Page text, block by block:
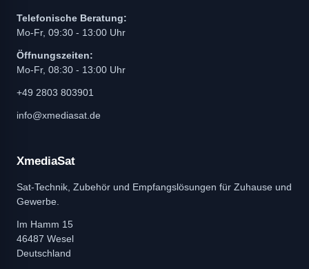
Telefonische Beratung:
Mo-Fr, 09:30 - 13:00 Uhr
Öffnungszeiten:
Mo-Fr, 08:30 - 13:00 Uhr
+49 2803 803901
info@xmediasat.de
XmediaSat
Sat-Technik, Zubehör und Empfangslösungen für Zuhause und
Gewerbe.
Im Hamm 15
46487 Wesel
Deutschland